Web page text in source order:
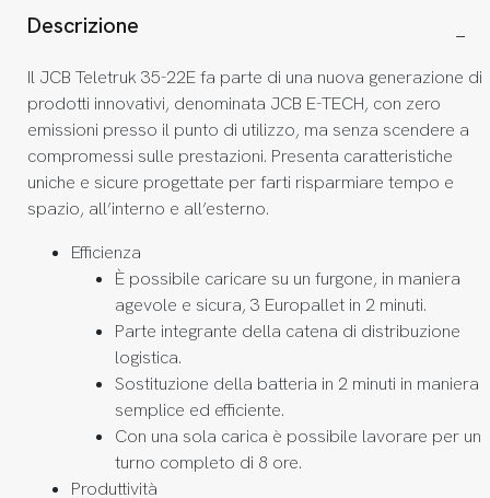
Descrizione
Il JCB Teletruk 35-22E fa parte di una nuova generazione di
prodotti innovativi, denominata JCB E-TECH, con zero
emissioni presso il punto di utilizzo, ma senza scendere a
compromessi sulle prestazioni. Presenta caratteristiche
uniche e sicure progettate per farti risparmiare tempo e
spazio, all’interno e all’esterno.
Efficienza
È possibile caricare su un furgone, in maniera
agevole e sicura, 3 Europallet in 2 minuti.
Parte integrante della catena di distribuzione
logistica.
Sostituzione della batteria in 2 minuti in maniera
semplice ed efficiente.
Con una sola carica è possibile lavorare per un
turno completo di 8 ore.
Produttività